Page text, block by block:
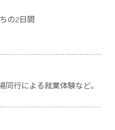
の2日間
行による就業体験など。